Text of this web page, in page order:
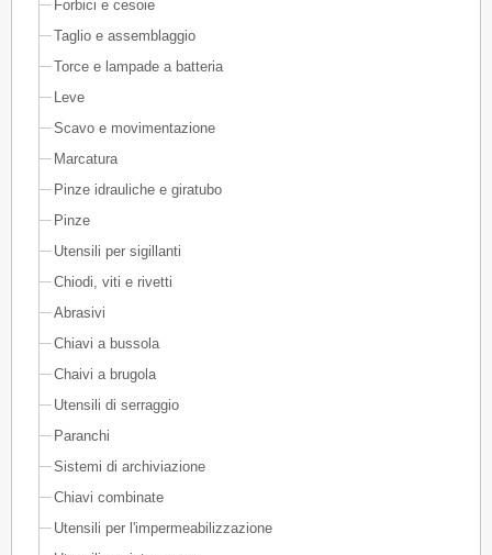
Forbici e cesoie
Taglio e assemblaggio
Torce e lampade a batteria
Leve
Scavo e movimentazione
Marcatura
Pinze idrauliche e giratubo
Pinze
Utensili per sigillanti
Chiodi, viti e rivetti
Abrasivi
Chiavi a bussola
Chaivi a brugola
Utensili di serraggio
Paranchi
Sistemi di archiviazione
Chiavi combinate
Utensili per l'impermeabilizzazione